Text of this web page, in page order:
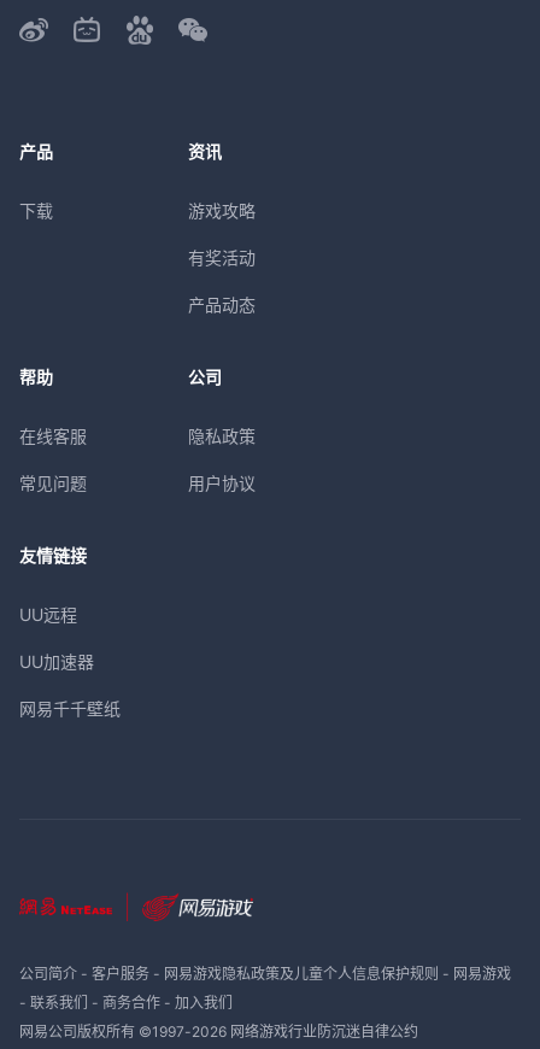
产品
下载
资讯
游戏攻略
有奖活动
产品动态
帮助
在线客服
常见问题
公司
隐私政策
用户协议
友情链接
UU远程
UU加速器
网易千千壁纸
公司简介- 客户服务- 网易游戏隐私政策及儿童个人信息保护规则 - 网易游戏
- 联系我们 - 商务合作- 加入我们
网易公司版权所有 ©1997-2026 网络游戏行业防沉迷自律公约